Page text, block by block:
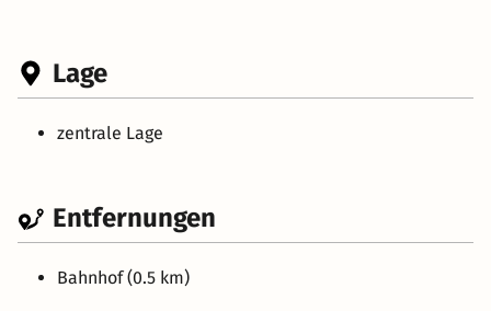
Lage
zentrale Lage
Entfernungen
Bahnhof (0.5 km)